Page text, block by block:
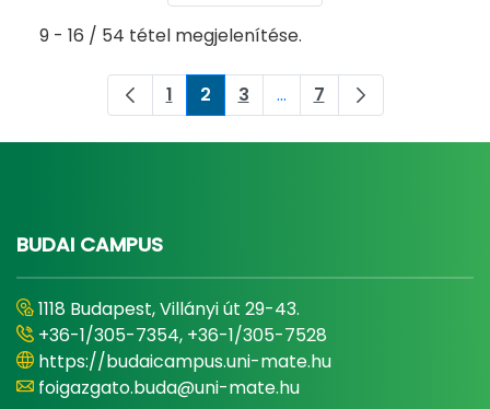
9 - 16 / 54 tétel megjelenítése.
Oldal
1 Oldal
2 Oldal
3 ...Köztes oldalak
Oldal
7
BUDAI CAMPUS
1118 Budapest, Villányi út 29-43.
+36-1/305-7354, +36-1/305-7528
https://budaicampus.uni-mate.hu
foigazgato.buda@uni-mate.hu